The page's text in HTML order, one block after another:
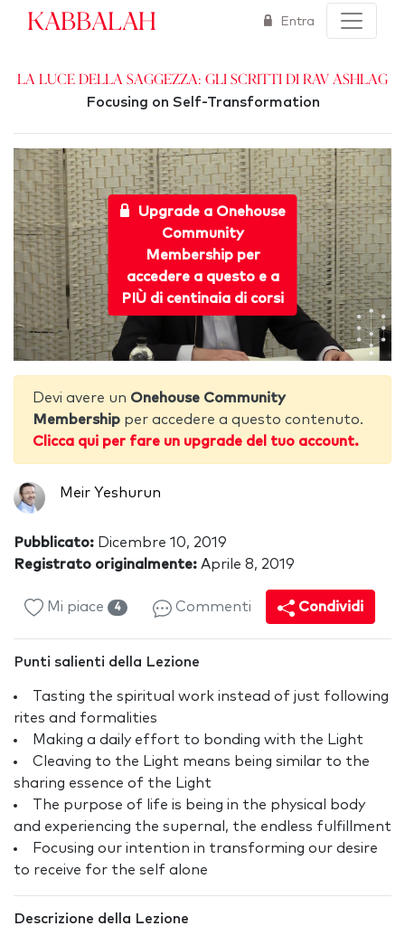
Kabbalah Entra
La Luce della saggezza: gli scritti di Rav Ashlag
Focusing on Self-Transformation
Upgrade a Onehouse
Community
Membership per
accedere a questo e a
PIÙ di centinaia di corsi
Devi avere un Onehouse Community
Membership per accedere a questo contenuto.
Clicca qui per fare un upgrade del tuo account.
Meir Yeshurun
Pubblicato: Dicembre 10, 2019
Registrato originalmente: Aprile 8, 2019
Mi piace 4 Commenti Condividi
Punti salienti della Lezione
Tasting the spiritual work instead of just following
rites and formalities
Making a daily effort to bonding with the Light
Cleaving to the Light means being similar to the
sharing essence of the Light
The purpose of life is being in the physical body
and experiencing the supernal, the endless fulfillment
Focusing our intention in transforming our desire
to receive for the self alone
Descrizione della Lezione